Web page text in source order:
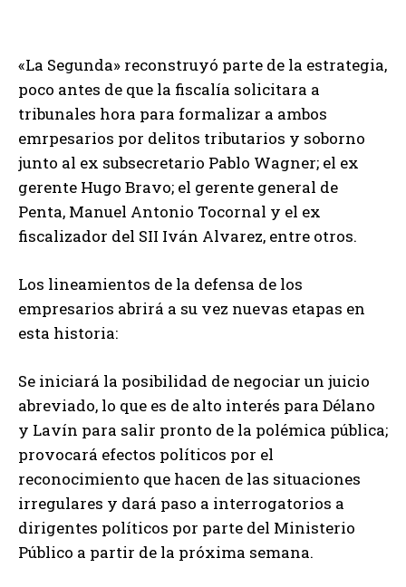
«La Segunda» reconstruyó parte de la estrategia,
poco antes de que la fiscalía solicitara a
tribunales hora para formalizar a ambos
emrpesarios por delitos tributarios y soborno
junto al ex subsecretario Pablo Wagner; el ex
gerente Hugo Bravo; el gerente general de
Penta, Manuel Antonio Tocornal y el ex
fiscalizador del SII Iván Alvarez, entre otros.
Los lineamientos de la defensa de los
empresarios abrirá a su vez nuevas etapas en
esta historia:
Se iniciará la posibilidad de negociar un juicio
abreviado, lo que es de alto interés para Délano
y Lavín para salir pronto de la polémica pública;
provocará efectos políticos por el
reconocimiento que hacen de las situaciones
irregulares y dará paso a interrogatorios a
dirigentes políticos por parte del Ministerio
Público a partir de la próxima semana.